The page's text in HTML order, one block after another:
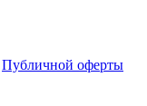
Публичной оферты